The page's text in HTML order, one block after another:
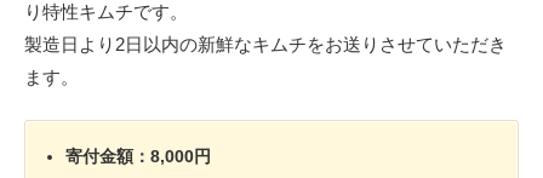
り特性キムチです。
製造日より2日以内の新鮮なキムチをお送りさせていただき
ます。
寄付金額：8,000円